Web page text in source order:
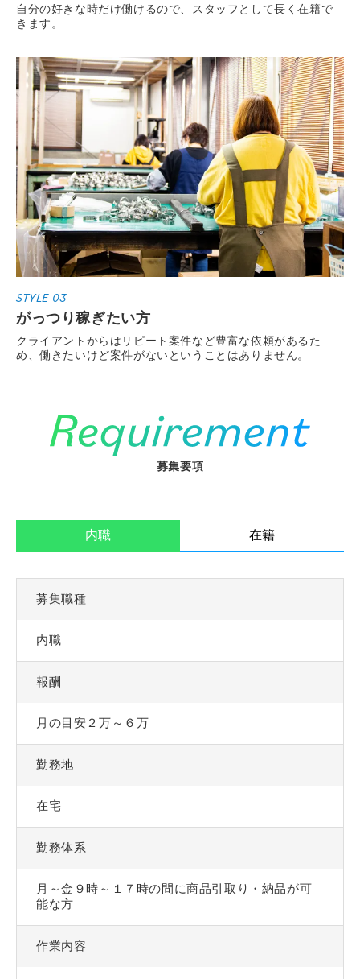
自分の好きな時だけ働けるので、スタッフとして長く在籍で
きます。
STYLE 03
がっつり稼ぎたい方
クライアントからはリピート案件など豊富な依頼があるた
め、働きたいけど案件がないということはありません。
募集要項
内職 在籍
募集職種
内職
報酬
月の目安２万～６万
勤務地
在宅
勤務体系
月～金９時～１７時の間に商品引取り・納品が可
能な方
作業内容